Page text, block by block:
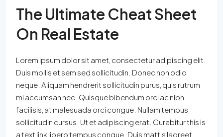
The Ultimate Cheat Sheet
On Real Estate
Lorem ipsum dolor sit amet, consectetur adipiscing elit.
Duis mollis et sem sed sollicitudin. Donec non odio
neque. Aliquam hendrerit sollicitudin purus, quis rutrum
mi accumsan nec. Quisque bibendum orci ac nibh
facilisis, at malesuada orci congue. Nullam tempus
sollicitudin cursus. Ut et adipiscing erat. Curabitur this is
a text link libero tempus congue. Duis mattis laoreet